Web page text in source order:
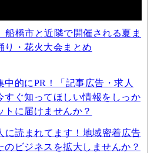
船橋市と近隣で開催される夏ま
り・花火大会まとめ
中的にPR！「記事広告・求人
すぐ知ってほしい情報をしっか
トに届けませんか？
に読まれてます！地域密着広告
のビジネスを拡大しませんか？